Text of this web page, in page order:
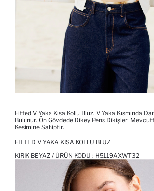
Fitted V Yaka Kısa Kollu Bluz. V Yaka Kısmında
Bulunur. Ön Gövdede Dikey Pens Dikişleri
Kesimine Sahiptir.
FITTED V YAKA KISA KOLLU BLUZ
KIRIK BEYAZ / ÜRÜN KODU : H5119AXWT32